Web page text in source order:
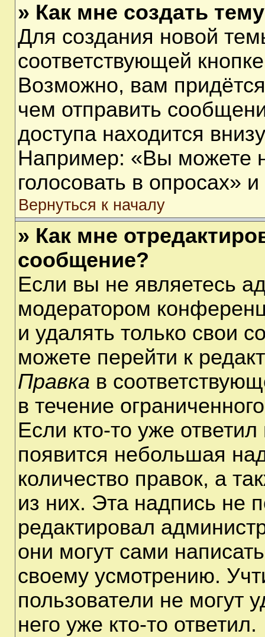
» Как мне создать
Для создания новой
соответствующей
Возможно, вам
чем отправить
доступа находится
Например: «Вы можете
голосовать в опросах» и
Вернуться к началу
» Как мне
сообщение?
Если вы не являетесь
модератором
и удалять только свои
можете перейти к
Правка в
в течение
Если кто-то уже
появится небольшая
количество правок, а
из них. Эта надпись не
редактировал
они могут сами
своему усмотрению.
пользователи не могут
него уже кто-то ответил.